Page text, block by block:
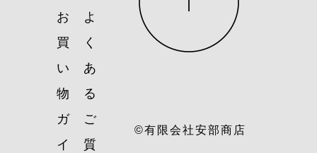
お
買
い
物
ガ
イ
よ
く
あ
る
ご
質
©有限会社安部商店